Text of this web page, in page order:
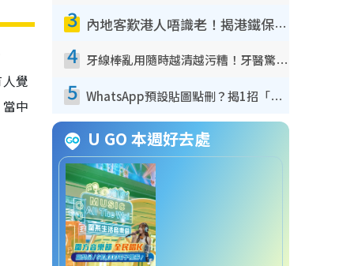
覺
中
3 內地客歎港人唔識老！揭港鐵保鮮級冷氣 港人求放過：咪投訴
4 牙線棒亂用隨時越清越污糟！牙醫驚揭盲目過戶細菌恐致蛀牙：呢種先係日常真保養
5 WhatsApp預設貼圖點刪？揭1招「反向操作」還原簡潔介面 附3步實測教學
U GO 本週好去處